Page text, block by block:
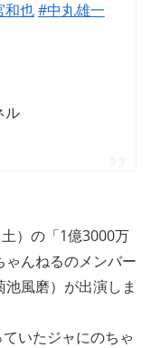
和也#中丸雄一
ル
）の「1億3000万
ゃんねるのメンバー
池風磨）が出演しま
いたジャにのちゃ